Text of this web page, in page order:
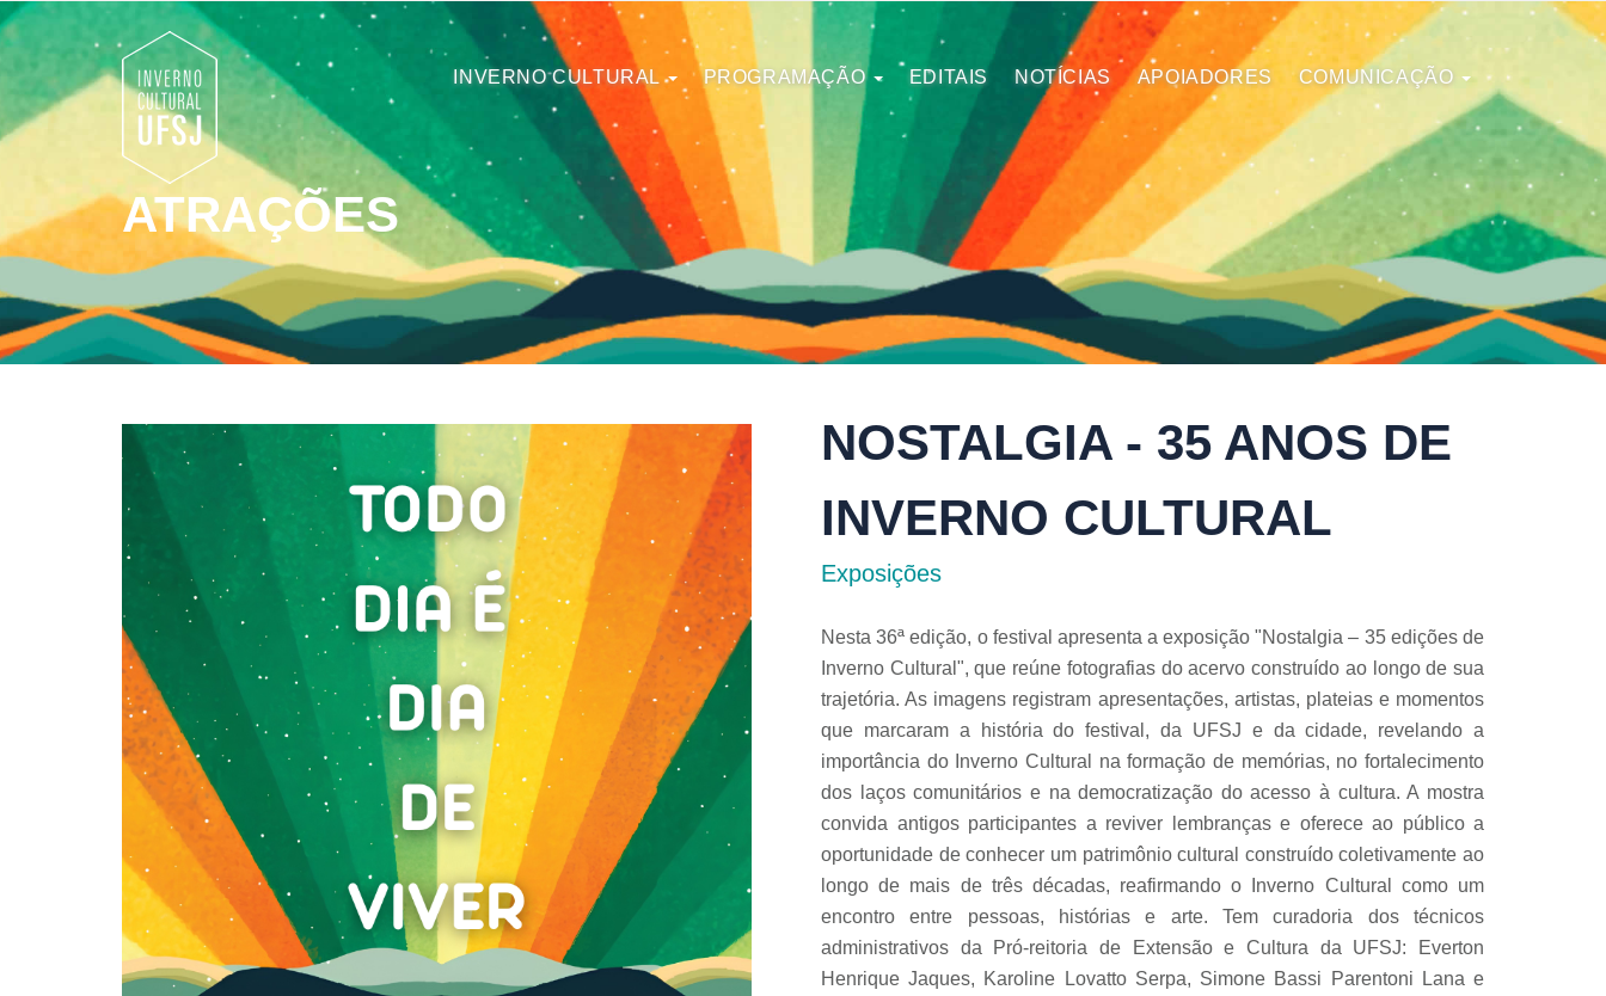
INVERNO CULTURAL PROGRAMAÇÃO EDITAIS NOTÍCIAS APOIADORES COMUNICAÇÃO
ATRAÇÕES
NOSTALGIA - 35 ANOS DE
INVERNO CULTURAL
Exposições
Nesta 36ª edição, o festival apresenta a exposição "Nostalgia – 35 edições de
Inverno Cultural", que reúne fotografias do acervo construído ao longo de sua
trajetória. As imagens registram apresentações, artistas, plateias e momentos
que marcaram a história do festival, da UFSJ e da cidade, revelando a
importância do Inverno Cultural na formação de memórias, no fortalecimento
dos laços comunitários e na democratização do acesso à cultura. A mostra
convida antigos participantes a reviver lembranças e oferece ao público a
oportunidade de conhecer um patrimônio cultural construído coletivamente ao
longo de mais de três décadas, reafirmando o Inverno Cultural como um
encontro entre pessoas, histórias e arte. Tem curadoria dos técnicos
administrativos da Pró-reitoria de Extensão e Cultura da UFSJ: Everton
Henrique Jaques, Karoline Lovatto Serpa, Simone Bassi Parentoni Lana e